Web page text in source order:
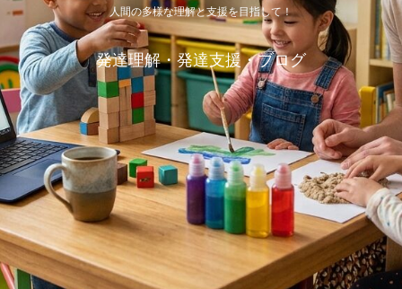
人間の多様な理解と支援を目指して！
発達理解・発達支援・ブログ